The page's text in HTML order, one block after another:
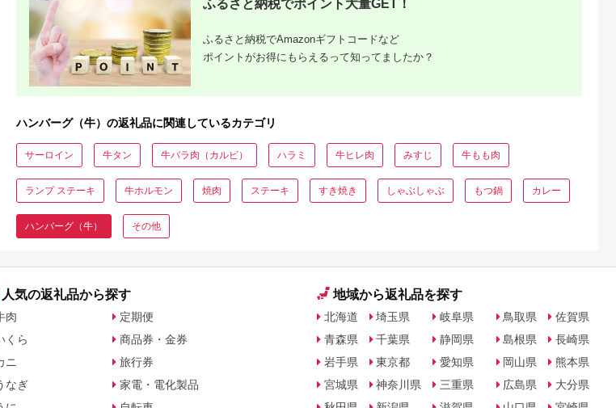
ふるさと納税でポイント大量GET！
ふるさと納税でAmazonギフトコードなど
ポイントがお得にもらえるって知ってましたか？
ハンバーグ（牛）の返礼品に関連しているカテゴリ
サーロイン 牛タン 牛バラ肉（カルビ） ハラミ 牛ヒレ肉 みすじ 牛もも肉
ランプ ステーキ 牛ホルモン 焼肉 ステーキ すき焼き しゃぶしゃぶ もつ鍋 カレー
ハンバーグ（牛） その他
人気の返礼品から探す
肉
くら
ニ
なぎ
定期便
商品券・金券
旅行券
家電・電化製品
地域から返礼品を探す
北海道
青森県
岩手県
宮城県
埼玉県
千葉県
東京都
神奈川県
岐阜県
静岡県
愛知県
三重県
鳥取県
島根県
岡山県
広島県
佐賀県
長崎県
熊本県
大分県